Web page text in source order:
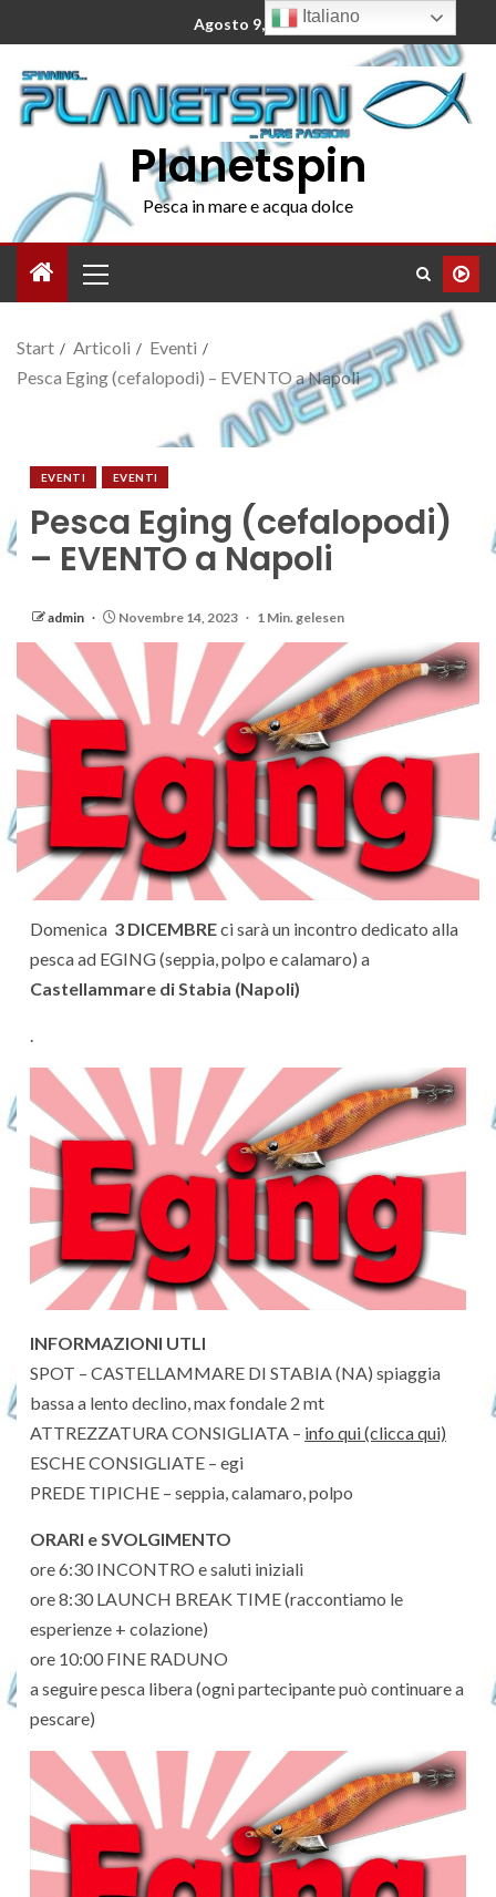
Agosto 9, 2026
Planetspin
Pesca in mare e acqua dolce
Start Articoli
Eventi
Pesca Eging (cefalopodi) – EVENTO a Napoli
EVENTI EVENTI
Pesca Eging (cefalopodi)
– EVENTO a Napoli
admin Novembre 14, 2023 1 Min. gelesen
Domenica 3 DICEMBREci sarà un incontro dedicato alla
pesca ad EGING (seppia, polpo e calamaro) a
Castellammare di Stabia (Napoli)
INFORMAZIONI UTLI
SPOT – CASTELLAMMARE DI STABIA (NA) spiaggia
bassa a lento declino, max fondale 2 mt
ATTREZZATURA CONSIGLIATA – info qui (clicca qui)
ESCHE CONSIGLIATE – egi
PREDE TIPICHE – seppia, calamaro, polpo
ORARI e SVOLGIMENTO
ore 6:30 INCONTRO e saluti iniziali
ore 8:30 LAUNCH BREAK TIME (raccontiamo le
esperienze + colazione)
ore 10:00 FINE RADUNO
a seguire pesca libera (ogni partecipante può continuare a
pescare)
Italiano